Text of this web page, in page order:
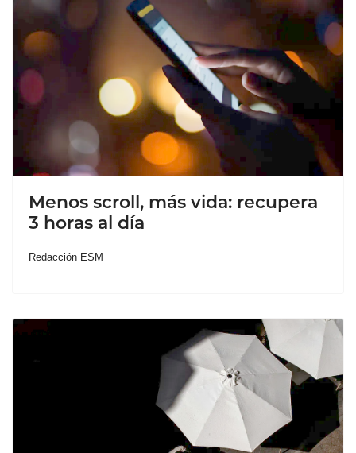
Menos scroll, más vida: recupera
3 horas al día
Redacción ESM